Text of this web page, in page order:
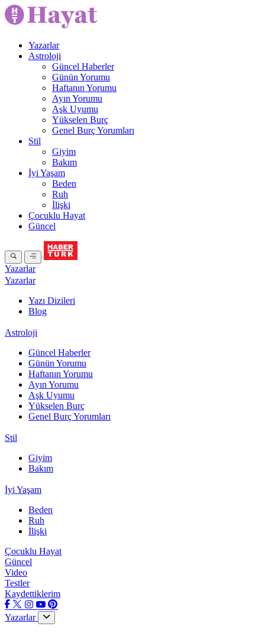
Yazarlar
Astroloji
Güncel Haberler
Günün Yorumu
Haftanın Yorumu
Ayın Yorumu
Aşk Uyumu
Yükselen Burç
Genel Burç Yorumları
Stil
Giyim
Bakım
İyi Yaşam
Beden
Ruh
İlişki
Çocuklu Hayat
Güncel
Yazarlar
Yazarlar
Yazı Dizileri
Blog
Astroloji
Güncel Haberler
Günün Yorumu
Haftanın Yorumu
Ayın Yorumu
Aşk Uyumu
Yükselen Burç
Genel Burç Yorumları
Stil
Giyim
Bakım
İyi Yaşam
Beden
Ruh
İlişki
Çocuklu Hayat
Güncel
Video
Testler
Kaydettiklerim
Yazarlar